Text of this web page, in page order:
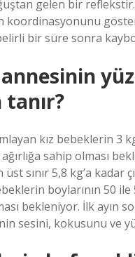
gelen bir
koordinasyonunu
bir süre sonra
kız bebeklerin 3
sahip olması
sınır 5,8 kg’a kadar
boylarının 50 ile
bekleniyor. İlk ayın
sesini, kokusunu ve